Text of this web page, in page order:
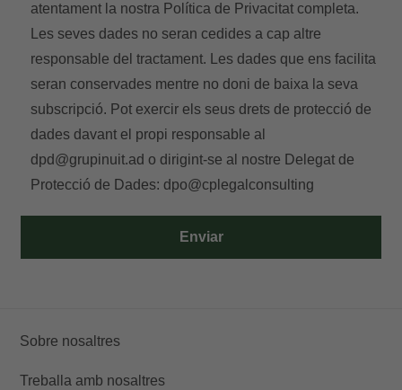
Enviar
atentament la nostra Política de Privacitat completa.
Les seves dades no seran cedides a cap altre
responsable del tractament. Les dades que ens facilita
seran conservades mentre no doni de baixa la seva
subscripció. Pot exercir els seus drets de protecció de
dades davant el propi responsable al
dpd@grupinuit.ad o dirigint-se al nostre Delegat de
Protecció de Dades:dpo@cplegalconsulting
Sobre nosaltres
Treballa amb nosaltres